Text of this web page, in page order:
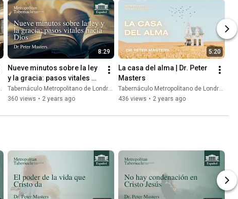
8:29
Nueve minutos sobre la ley
y la gracia: pasos vitales
hacia Dios | Dr. Peter
Masters
Tabernáculo Metropolitano de Londres
360 views • 2 years ago
5:20
La casa del alma | Dr. Peter
Masters
Tabernáculo Metropolitano de Londres
436 views • 2 years ago